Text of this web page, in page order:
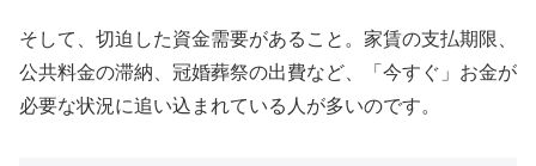
そして、切迫した資金需要があること。家賃の支払期限、
公共料金の滞納、冠婚葬祭の出費など、「今すぐ」お金が
必要な状況に追い込まれている人が多いのです。